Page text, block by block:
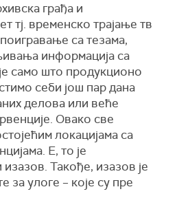
грађа и
тј. временско трајање тв
са тезама,
информација са
само што продукционо
себи још пар дана
делова или веће
Овако све
локацијама са
Е, то је
Такође, изазов је
за улоге – које су пре